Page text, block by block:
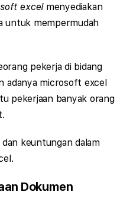
excelmenyediakan
untuk mempermudah
pekerja di bidang
adanya microsoft excel
pekerjaan banyak orang
keuntungan dalam
Dokumen